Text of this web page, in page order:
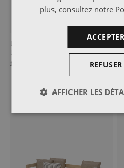
121,99 €
plus, consultez notre
AFFICHER LES